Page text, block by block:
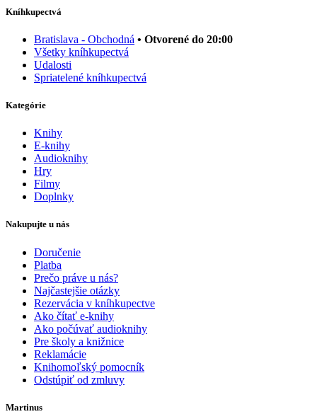
Kníhkupectvá
Bratislava - Obchodná • Otvorené do 20:00
Všetky kníhkupectvá
Udalosti
Spriatelené kníhkupectvá
Kategórie
Knihy
E-knihy
Audioknihy
Hry
Filmy
Doplnky
Nakupujte u nás
Doručenie
Platba
Prečo práve u nás?
Najčastejšie otázky
Rezervácia v kníhkupectve
Ako čítať e-knihy
Ako počúvať audioknihy
Pre školy a knižnice
Reklamácie
Knihomoľský pomocník
Odstúpiť od zmluvy
Martinus